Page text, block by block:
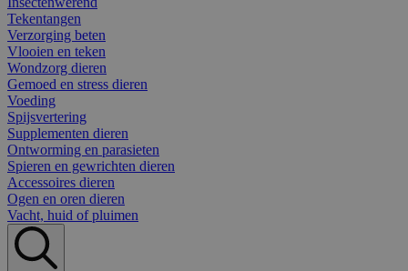
Tekentangen
Verzorging beten
Vlooien en teken
Wondzorg dieren
Gemoed en stress dieren
Voeding
Spijsvertering
Supplementen dieren
Ontworming en parasieten
Spieren en gewrichten dieren
Accessoires dieren
Ogen en oren dieren
Vacht, huid of pluimen